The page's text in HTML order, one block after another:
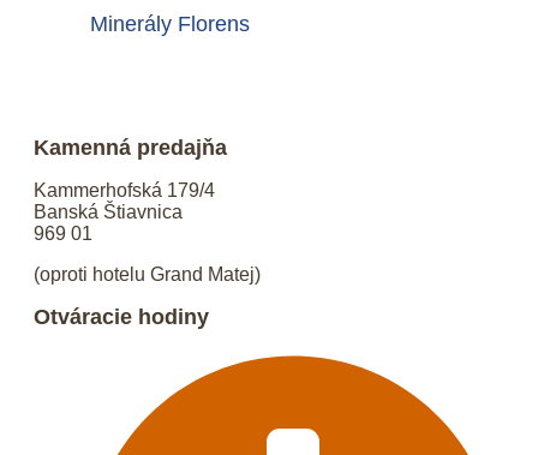
Minerály Florens
Kamenná predajňa
Kammerhofská 179/4
Banská Štiavnica
969 01
(oproti hotelu Grand Matej)
Otváracie hodiny